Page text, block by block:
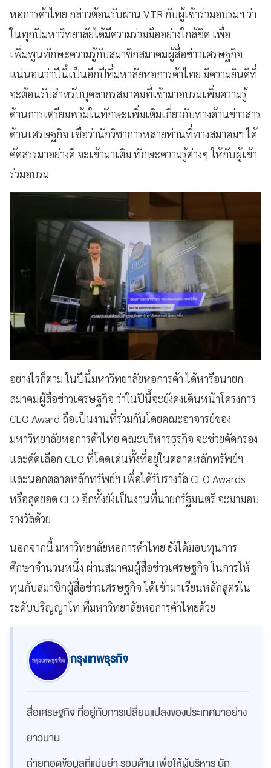
หอการค้าไทย กล่าวต้อนรับผ่าน VTR กับผู้เข้าร่วมอบรมฯ ว่า
ในทุกปีมหาวิทยาลัยได้มีความร่วมมืออย่างใกล้ชิด เพื่อ
เพิ่มพูนทักษะความรู้กับสมาชิกสมาคมผู้สื่อข่าวเศรษฐกิจ
แน่นอนว่าปีนี้เป็นอีกปีที่มหาลัยหอการค้าไทย มีความยินดีที่
จะต้อนรับสำหรับบุคลากรสมาคมที่เข้ามาอบรมเพิ่มความรู้
ด้านการเตรียมพร้มในทักษะเพิ่มเติมเกี่ยวกับทางด้านข่าวสาร
ด้านเศรษฐกิจ เชื่อว่านักวิชาการหลายท่านที่ทางสมาคมฯ ได้
คัดสรรมาอย่างดี จะเข้ามาเติม ทักษะความรู้ต่างๆ ให้กับผู้เข้า
ร่วมอบรม
อย่างไรก็ตาม ในปีนี้มหาวิทยาลัยหอการค้า ได้หารือนายก
สมาคมผู้สื่อข่าวเศรษฐกิจ ว่าในปีนี้จะยังคงเดินหน้าโครงการ
CEO Award ถือเป็นงานที่ร่วมกันโดยคณะอาจารย์ของ
มหาวิทยาลัยหอการค้าไทย คณะบริหารธุรกิจ จะช่วยคัดกรอง
และคัดเลือก CEO ที่โดดเด่นทั้งที่อยู่ในตลาดหลักทรัพย์ฯ
และนอกตลาดหลักทรัพย์ฯ เพื่อได้รับรางวัล CEO Awards
หรือสุดยอด CEO อีกทั้งยังเป็นงานที่นายกรัฐมนตรี จะมามอบ
รางวัลด้วย
นอกจากนี้ มหาวิทยาลัยหอการค้าไทย ยังได้มอบทุนการ
ศึกษาจำนวนหนึ่ง ผ่านสมาคมผู้สื่อข่าวเศรษฐกิจ ในการให้
ทุนกับสมาชิกผู้สื่อข่าวเศรษฐกิจ ได้เข้ามาเรียนหลักสูตรใน
ระดับปริญญาโท ที่มหาวิทยาลัยหอการค้าไทยด้วย
กรุงเทพธุรกิจ
สื่อเศรษฐกิจ ที่อยู่กับการเปลี่ยนแปลงของประเทศมาอย่าง
ยาวนาน
ถ่ายทอดข้อมูลที่แม่นยำ รอบด้าน เพื่อให้ผู้บริหาร นัก